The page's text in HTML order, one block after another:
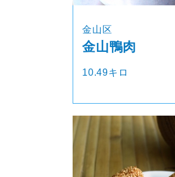
金山区
金山鴨肉
10.49キロ